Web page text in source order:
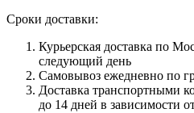
Сроки доставки:
Курьерская доставка по
следующий день
Самовывоз ежедневно по
Доставка транспортными
до 14 дней в зависимости